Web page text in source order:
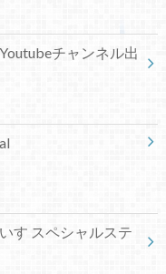
チャンネル出
す スペシャルステ